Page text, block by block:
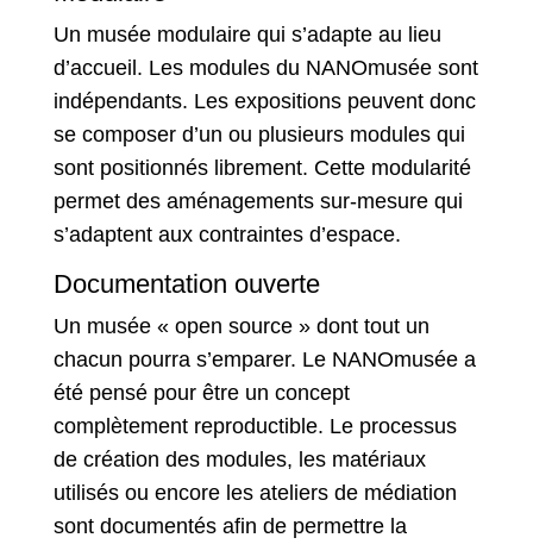
Un musée modulaire qui s’adapte au lieu
d’accueil. Les modules du NANOmusée sont
indépendants. Les expositions peuvent donc
se composer d’un ou plusieurs modules qui
sont positionnés librement. Cette modularité
permet des aménagements sur-mesure qui
s’adaptent aux contraintes d’espace.
Documentation ouverte
Un musée « open source » dont tout un
chacun pourra s’emparer. Le NANOmusée a
été pensé pour être un concept
complètement reproductible. Le processus
de création des modules, les matériaux
utilisés ou encore les ateliers de médiation
sont documentés afin de permettre la